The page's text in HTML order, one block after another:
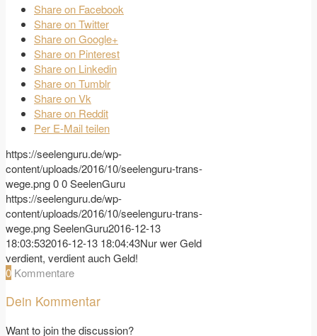
Share on Facebook
Share on Twitter
Share on Google+
Share on Pinterest
Share on Linkedin
Share on Tumblr
Share on Vk
Share on Reddit
Per E-Mail teilen
https://seelenguru.de/wp-
content/uploads/2016/10/seelenguru-trans-
wege.png00SeelenGuru
https://seelenguru.de/wp-
content/uploads/2016/10/seelenguru-trans-
wege.pngSeelenGuru2016-12-13
18:03:532016-12-13 18:04:43Nur wer Geld
verdient, verdient auch Geld!
0 Kommentare
Dein Kommentar
Want to join the discussion?